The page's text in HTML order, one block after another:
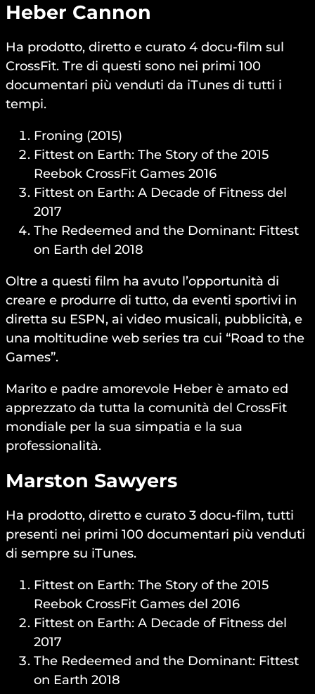
Heber Cannon
Ha prodotto, diretto e curato 4 docu-film sul
CrossFit. Tre di questi sono nei primi 100
documentari più venduti da iTunes di tutti i
tempi.
Froning (2015)
Fittest on Earth: The Story of the 2015
Reebok CrossFit Games 2016
Fittest on Earth: A Decade of Fitness del
2017
The Redeemed and the Dominant: Fittest
on Earth del 2018
Oltre a questi film ha avuto l’opportunità di
creare e produrre di tutto, da eventi sportivi in ​​
diretta su ESPN, ai video musicali, pubblicità, e
una moltitudine web series tra cui “Road to the
Games”.
Marito e padre amorevole Heber è amato ed
apprezzato da tutta la comunità del CrossFit
mondiale per la sua simpatia e la sua
professionalità.
Marston Sawyers
Ha prodotto, diretto e curato 3 docu-film, tutti
presenti nei primi 100 documentari più venduti
di sempre su iTunes.
Fittest on Earth: The Story of the 2015
Reebok CrossFit Games del 2016
Fittest on Earth: A Decade of Fitness del
2017
The Redeemed and the Dominant: Fittest
on Earth 2018